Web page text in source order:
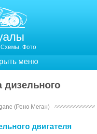
Схемы. Фото
меню
дизельного
(Рено Меган)
двигателя